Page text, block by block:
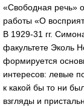
«Свободная речь»
работы «О
В 1929-31 гг.
факультете Эколь
формируется
интересов: левые
к какой бы то ни
взгляды и